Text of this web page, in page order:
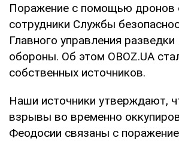
Поражение с помощью дронов
сотрудники Службы
Главного управления
обороны. Об этом OBOZ.UA
собственных источников.
Наши источники утверждают,
взрывы во временно
Феодосии связаны с